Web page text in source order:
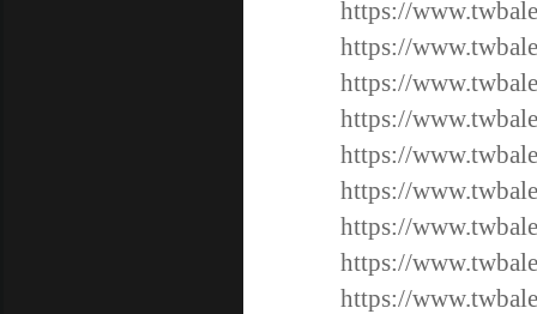
https://
https://
https://
https://
https://
https://
https://
https://
https://